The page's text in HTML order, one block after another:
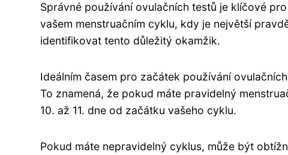
Správné používání ovulačních testů je klíčové
vašem menstruačním cyklu, kdy je největší
identifikovat tento důležitý okamžik.
Ideálním časem pro začátek používání
To znamená, že pokud máte pravidelný
10. až 11. dne od začátku vašeho cyklu.
Pokud máte nepravidelný cyklus, může být